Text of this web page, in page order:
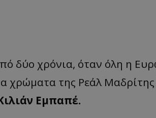
δύο χρόνια, όταν όλη η
χρώματα της Ρεάλ
Εμπαπέ.